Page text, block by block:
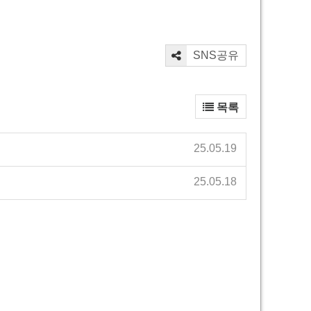
SNS공유
목록
25.05.19
25.05.18